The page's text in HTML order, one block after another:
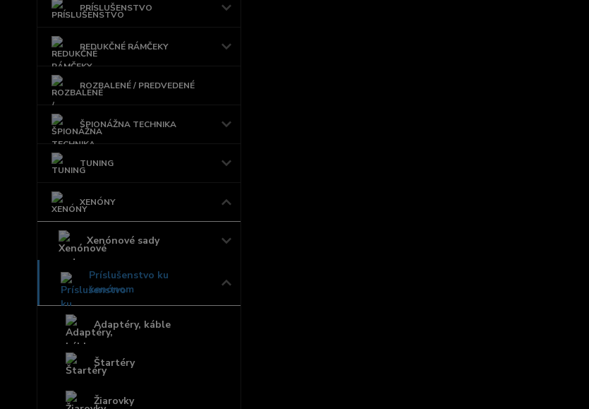
PRÍSLUŠENSTVO
REDUKČNÉ RÁMČEKY
ROZBALENÉ / PREDVEDENÉ
ŠPIONÁŽNA TECHNIKA
TUNING
XENÓNY
Xenónové sady
Príslušenstvo ku
xenónom
Adaptéry, káble
Štartéry
Žiarovky